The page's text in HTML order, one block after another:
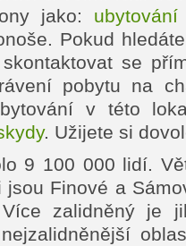
jako: ubytování
Pokud
se
pobytu na
v této
. Užijete si
9 100 000 lidí.
jsou Finové a
zalidněný je